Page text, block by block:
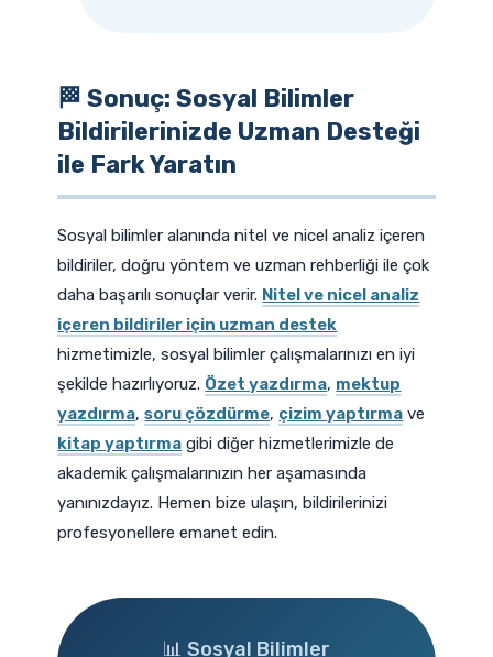
🏁 Sonuç: Sosyal Bilimler
Bildirilerinizde Uzman Desteği
ile Fark Yaratın
Sosyal bilimler alanında nitel ve nicel analiz içeren
bildiriler, doğru yöntem ve uzman rehberliği ile çok
daha başarılı sonuçlar verir. Nitel ve nicel analiz
içeren bildiriler için uzman destek
hizmetimizle, sosyal bilimler çalışmalarınızı en iyi
şekilde hazırlıyoruz. Özet yazdırma, mektup
yazdırma,soru çözdürme, çizim yaptırma ve
kitap yaptırma gibi diğer hizmetlerimizle de
akademik çalışmalarınızın her aşamasında
yanınızdayız. Hemen bize ulaşın, bildirilerinizi
profesyonellere emanet edin.
📊 Sosyal Bilimler